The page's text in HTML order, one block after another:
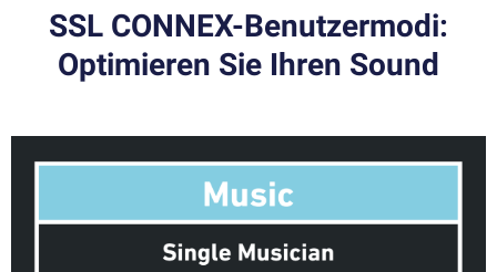
SSL CONNEX-Benutzermodi:
Optimieren Sie Ihren Sound